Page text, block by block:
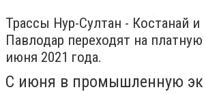
Трассы Нур-Султан - Костанай и
Павлодар переходят на
июня 2021 года.
С июня в промышленную